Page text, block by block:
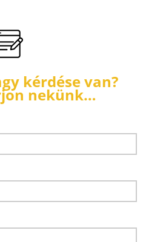
kérdése van?
nekünk…